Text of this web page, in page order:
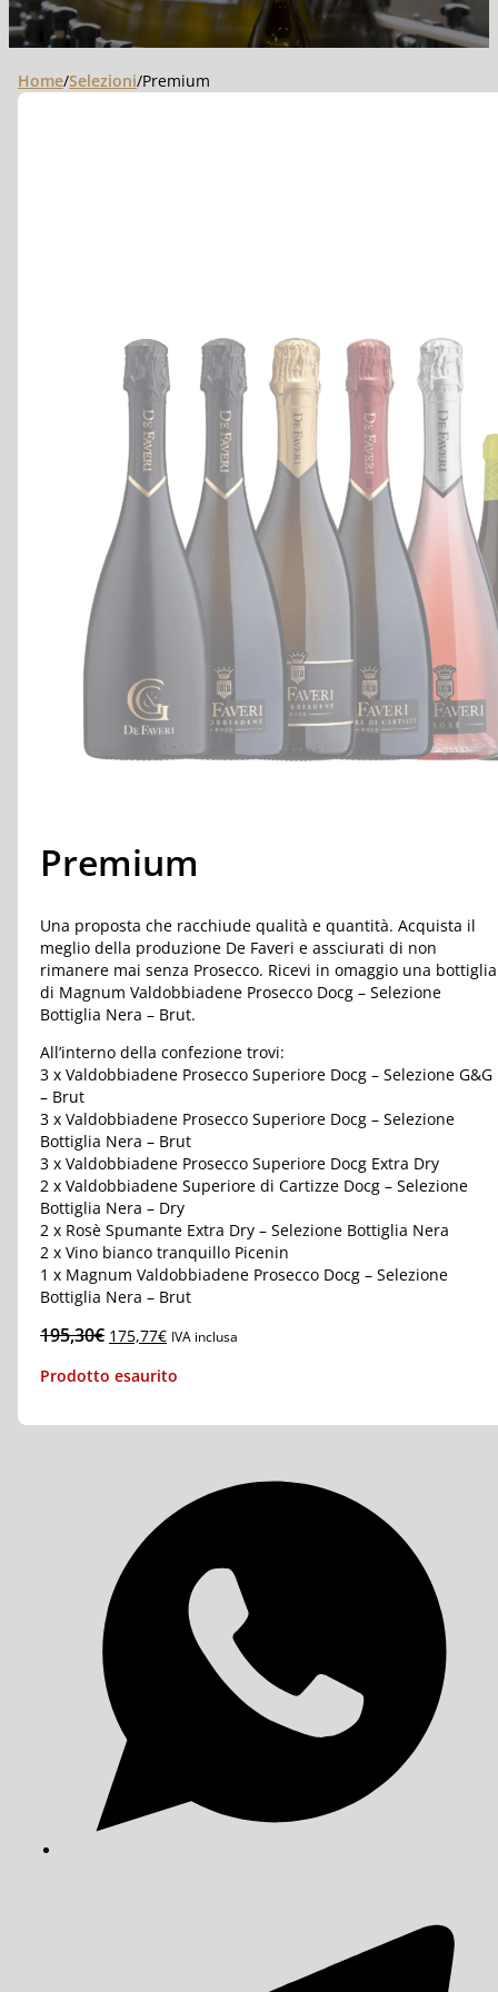
Home/Selezioni/Premium
Premium
Una proposta che racchiude qualità e quantità. Acquista il
meglio della produzione De Faveri e assciurati di non
rimanere mai senza Prosecco. Ricevi in omaggio una bottiglia
di Magnum Valdobbiadene Prosecco Docg – Selezione
Bottiglia Nera – Brut.
All’interno della confezione trovi:
3 x Valdobbiadene Prosecco Superiore Docg – Selezione G&G
– Brut
3 x Valdobbiadene Prosecco Superiore Docg – Selezione
Bottiglia Nera – Brut
3 x Valdobbiadene Prosecco Superiore Docg Extra Dry
2 x Valdobbiadene Superiore di Cartizze Docg – Selezione
Bottiglia Nera – Dry
2 x Rosè Spumante Extra Dry – Selezione Bottiglia Nera
2 x Vino bianco tranquillo Picenin
1 x Magnum Valdobbiadene Prosecco Docg – Selezione
Bottiglia Nera – Brut
195,30€ Il
originale
195,30€.
175,77€Il
attuale
175,77€.
IVA inclusa
Prodotto esaurito